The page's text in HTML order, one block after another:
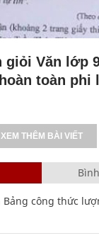
Văn lớp
toàn phi
XEM THÊM BÀI VIẾT
Bảng công thức